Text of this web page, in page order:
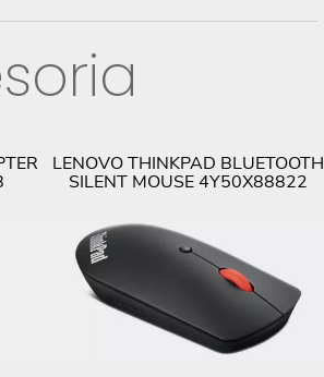
LENOVO THINKPAD BLUETOOTH
SILENT MOUSE 4Y50X88822